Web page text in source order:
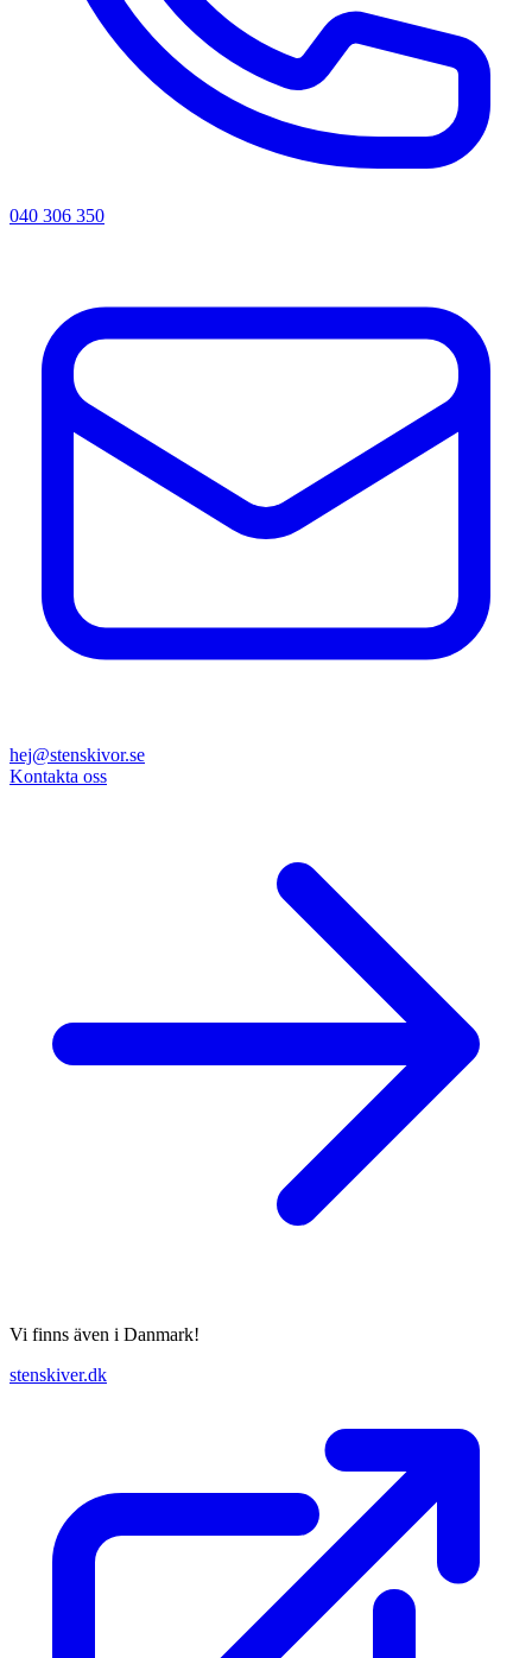
040 306 350
hej@stenskivor.se
Kontakta oss
Vi finns även i Danmark!
stenskiver.dk